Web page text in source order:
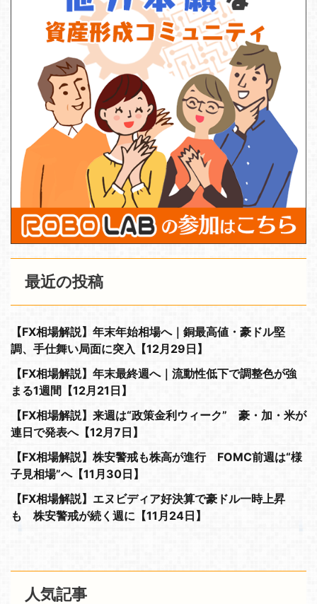
最近の投稿
【FX相場解説】年末年始相場へ｜銅最高値・豪ドル堅
調、手仕舞い局面に突入【12月29日】
【FX相場解説】年末最終週へ｜流動性低下で調整色が強
まる1週間【12月21日】
【FX相場解説】来週は“政策金利ウィーク” 豪・加・米が
連日で発表へ【12月7日】
【FX相場解説】株安警戒も株高が進行 FOMC前週は“様
子見相場”へ【11月30日】
【FX相場解説】エヌビディア好決算で豪ドル一時上昇
も 株安警戒が続く週に【11月24日】
人気記事